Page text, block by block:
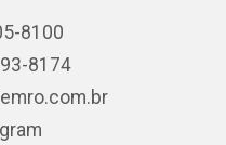
8100
8174